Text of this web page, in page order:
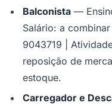
Balconista—
Salário: a
9043719 |
reposição de
estoque.
Carregador e